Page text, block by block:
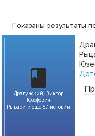
Показаны результаты
Драгунский, Виктор
Юзефович
Рыцари и еще 57 историй